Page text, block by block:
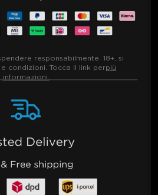
responsabilmente. 18+, si
condizioni. Tocca il link perpiù
informazioni.